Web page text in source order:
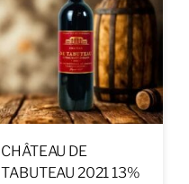
CHÂTEAU DE
TABUTEAU 2021 13%